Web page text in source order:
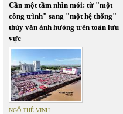
Cần một tầm nhìn mới: từ "một
công trình" sang "một hệ thống"
thủy văn ảnh hưởng trên toàn lưu
vực
NGÔ THẾ VINH